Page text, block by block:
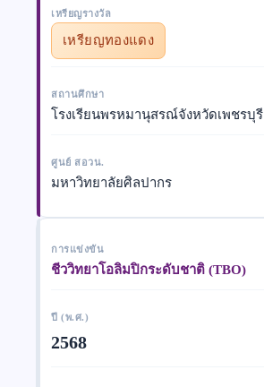
เหรียญรางวัล
เหรียญทองแดง
สถานศึกษา
โรงเรียนพรหมานุสรณ์จังหวัดเพชรบุรี
ศูนย์ สอวน.
มหาวิทยาลัยศิลปากร
การแข่งขัน
ชีววิทยาโอลิมปิกระดับชาติ (TBO)
ปี (พ.ศ.)
2568